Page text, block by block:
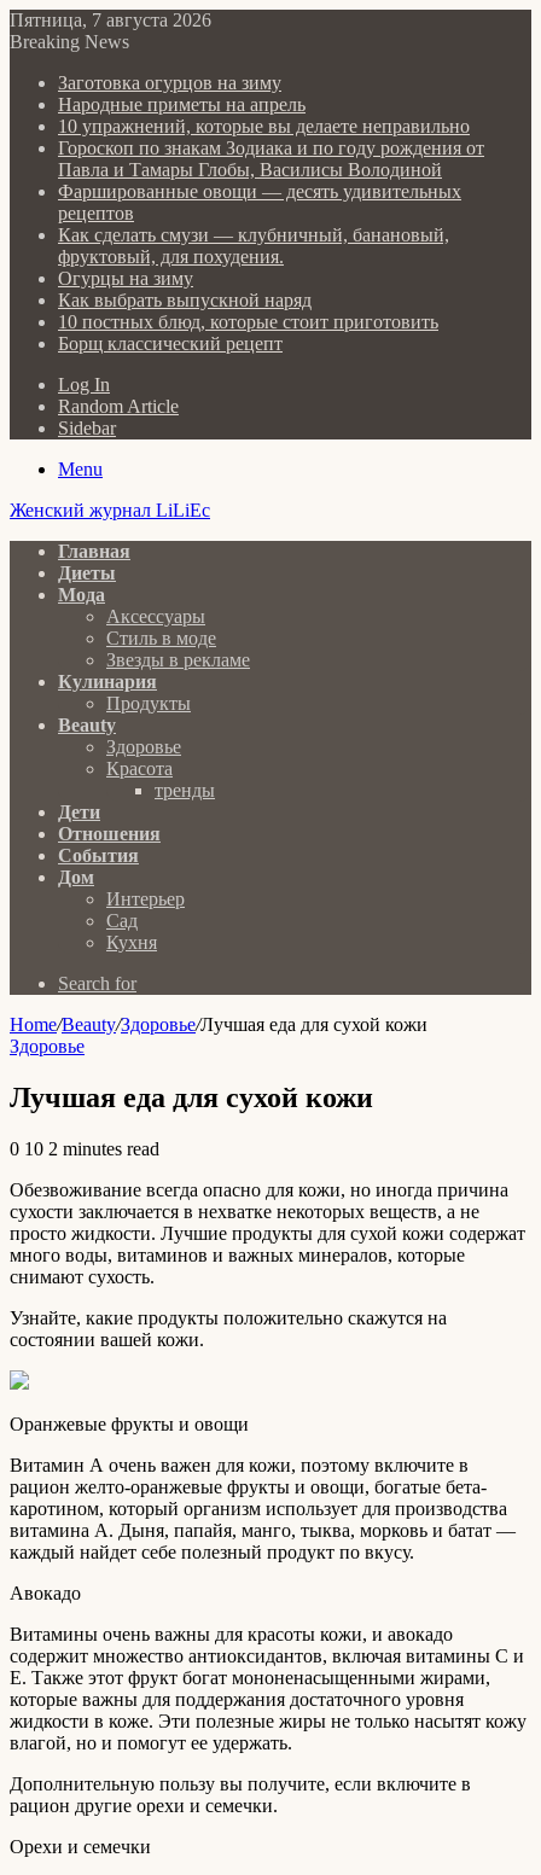
Пятница, 7 августа 2026
Breaking News
Заготовка огурцов на зиму
Народные приметы на апрель
10 упражнений, которые вы делаете неправильно
Гороскоп по знакам Зодиака и по году рождения от
Павла и Тамары Глобы, Василисы Володиной
Фаршированные овощи — десять удивительных
рецептов
Как сделать cмузи — клубничный, банановый,
фруктовый, для похудения.
Огурцы на зиму
Как выбрать выпускной наряд
10 постных блюд, которые стоит приготовить
Борщ классический рецепт
Log In
Random Article
Sidebar
Menu
Женский журнал LiLiEc
Главная
Диеты
Мода
Аксессуары
Стиль в моде
Звезды в рекламе
Кулинария
Продукты
Beauty
Здоровье
Красота
тренды
Дети
Отношения
События
Дом
Интерьер
Сад
Кухня
Search for
Home/Beauty/Здоровье/Лучшая еда для сухой кожи
Здоровье
Лучшая еда для сухой кожи
0 10 2 minutes read
Обезвоживание всегда опасно для кожи, но иногда причина
сухости заключается в нехватке некоторых веществ, а не
просто жидкости. Лучшие продукты для сухой кожи содержат
много воды, витаминов и важных минералов, которые
снимают сухость.
Узнайте, какие продукты положительно скажутся на
состоянии вашей кожи.
Оранжевые фрукты и овощи
Витамин А очень важен для кожи, поэтому включите в
рацион желто-оранжевые фрукты и овощи, богатые бета-
каротином, который организм использует для производства
витамина А. Дыня, папайя, манго, тыква, морковь и батат —
каждый найдет себе полезный продукт по вкусу.
Авокадо
Витамины очень важны для красоты кожи, и авокадо
содержит множество антиоксидантов, включая витамины С и
Е. Также этот фрукт богат мононенасыщенными жирами,
которые важны для поддержания достаточного уровня
жидкости в коже. Эти полезные жиры не только насытят кожу
влагой, но и помогут ее удержать.
Дополнительную пользу вы получите, если включите в
рацион другие орехи и семечки.
Орехи и семечки